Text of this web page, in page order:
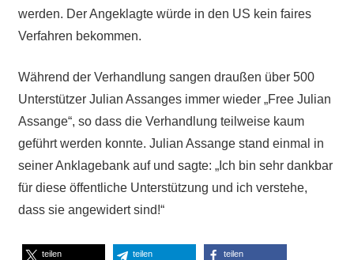
werden. Der Angeklagte würde in den US kein faires
Verfahren bekommen.
Während der Verhandlung sangen draußen über 500
Unterstützer Julian Assanges immer wieder „Free Julian
Assange“, so dass die Verhandlung teilweise kaum
geführt werden konnte. Julian Assange stand einmal in
seiner Anklagebank auf und sagte: „Ich bin sehr dankbar
für diese öffentliche Unterstützung und ich verstehe,
dass sie angewidert sind!“
teilen teilen teilen